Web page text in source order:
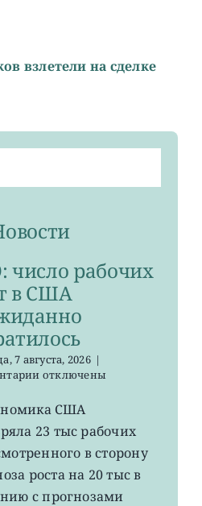
взлетели на сделке
число рабочих
в США
7 августа, 2026 |
к
VOO:
рабочих
мест
США
неожиданно
отключены
США
23 тыс рабочих
в сторону
роста на 20 тыс в
с прогнозами